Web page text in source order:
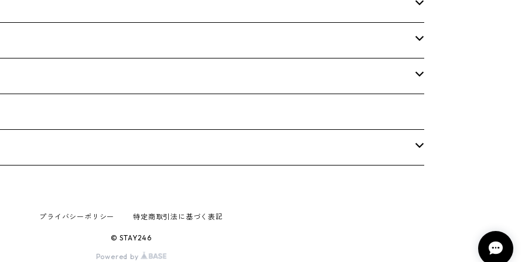
プライバシーポリシー 特定商取引法に基づく表記
© STAY246
Powered by